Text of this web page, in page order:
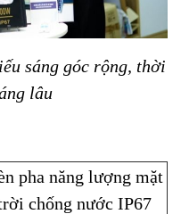
sáng góc rộng, thời
lâu
pha năng lượng mặt
chống nước IP67